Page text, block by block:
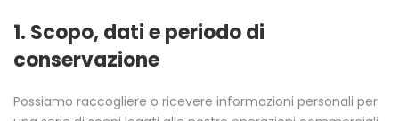
1. Scopo, dati e periodo di
conservazione
Possiamo raccogliere o ricevere informazioni personali per